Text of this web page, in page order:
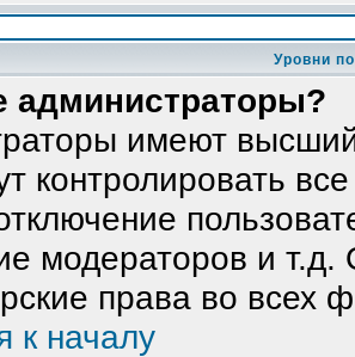
Уровни
администраторы?
имеют
контролировать
модераторов и
права во всех
к началу